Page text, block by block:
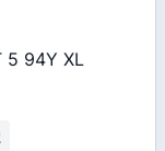
5 94Y XL